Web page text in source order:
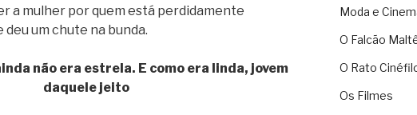
a mulher por quem está perdidamente
deu um chute na bunda.
não era estrela. E como era linda, jovem
daquele jeito
Moda e
O Falcão
O Rato
Os Filmes